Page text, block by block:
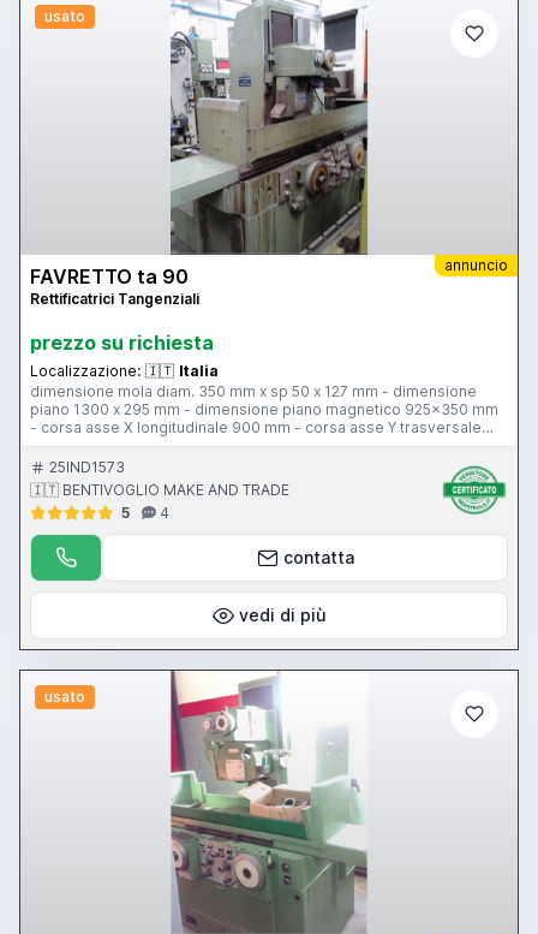
usato
annuncio
FAVRETTO ta 90
Rettificatrici Tangenziali
prezzo su richiesta
Localizzazione: 🇮🇹 Italia
dimensione mola diam. 350 mm x sp 50 x 127 mm - dimensione
piano 1300 x 295 mm - dimensione piano magnetico 925x350 mm
- corsa asse X longitudinale 900 mm - corsa asse Y trasversale
350 mm - corsa asse Z verticale 350 mm - incrementi asse Y
incrementi asse Z - sistema di diamantatura - comandi idraulici -
peso 3450 kg
25IND1573
🇮🇹 BENTIVOGLIO MAKE AND TRADE
5
4
contatta
vedi di più
usato